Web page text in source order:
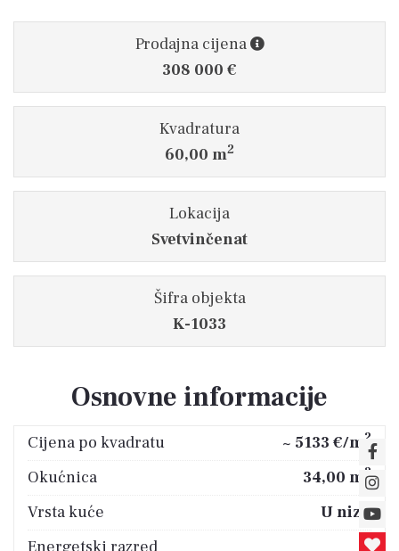
Prodajna cijena
308 000 €
Kvadratura
60,00 m2
Lokacija
Svetvinčenat
Šifra objekta
K-1033
Osnovne informacije
Cijena po kvadratu ~ 5133 €/m 2
Okućnica 34,00 m 2
Vrsta kuće
U nizu